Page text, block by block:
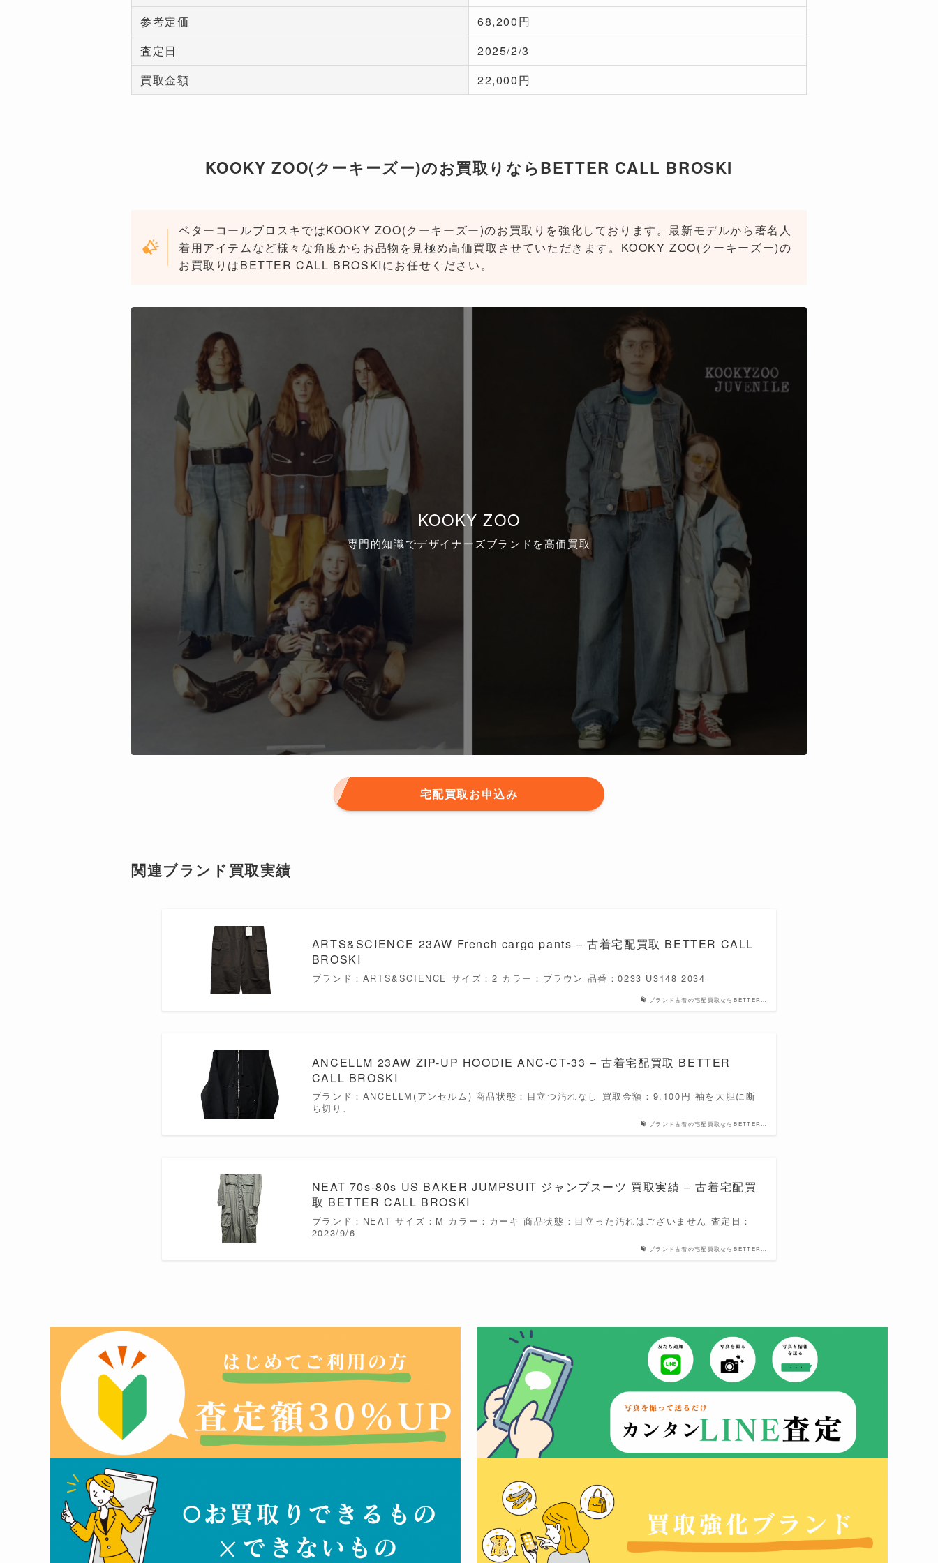
参考定価
68,200円
査定日
2025/2/3
買取金額
22,000円
KOOKY ZOO(クーキーズー)のお買取りならBETTER CALL BROSKI
ベターコールブロスキではKOOKY ZOO(クーキーズー)のお買取りを強化しております。最新モデルから著名人
着用アイテムなど様々な角度からお品物を見極め高価買取させていただきます。KOOKY ZOO(クーキーズー)の
お買取りはBETTER CALL BROSKIにお任せください。
KOOKY ZOO
専門的知識でデザイナーズブランドを高価買取
宅配買取お申込み
関連ブランド買取実績
ブランド古着の宅配買取ならBETTER…
ARTS&SCIENCE 23AW French cargo pants – 古着宅配買取 BETTER CALL
BROSKI
ブランド：ARTS&SCIENCE サイズ：2 カラー：ブラウン 品番：0233 U3148 2034
ブランド古着の宅配買取ならBETTER…
ANCELLM 23AW ZIP-UP HOODIE ANC-CT-33 – 古着宅配買取 BETTER
CALL BROSKI
ブランド：ANCELLM(アンセルム) 商品状態：目立つ汚れなし 買取金額：9,100円 袖を大胆に断
ち切り、
ブランド古着の宅配買取ならBETTER…
NEAT 70s-80s US BAKER JUMPSUIT ジャンプスーツ 買取実績 – 古着宅配買
取 BETTER CALL BROSKI
ブランド：NEAT サイズ：M カラー：カーキ 商品状態：目立った汚れはございません 査定日：
2023/9/6